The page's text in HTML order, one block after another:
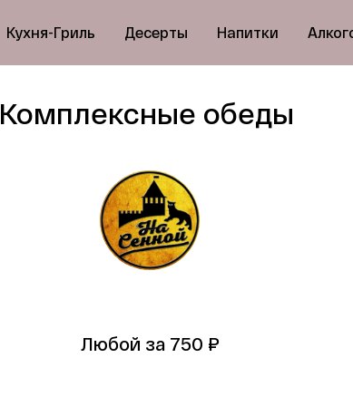
Комплексные обеды
Любой за 750 ₽
Кухня-Гриль Десерты Напитки